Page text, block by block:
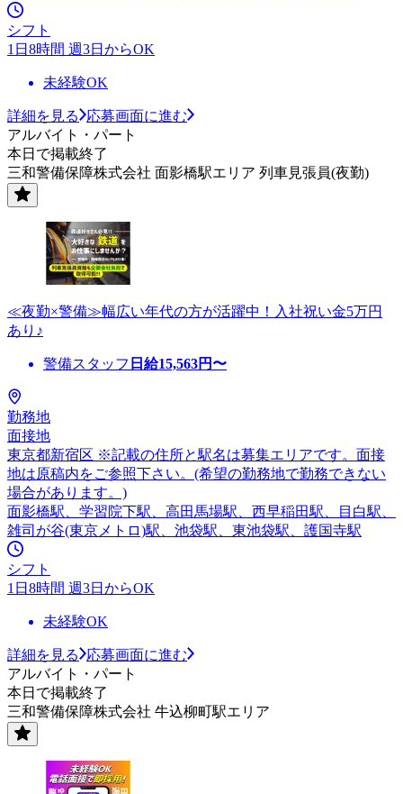
シフト
1日8時間 週3日からOK
未経験OK
詳細を見る
応募画面に進む
アルバイト・パート
本日で掲載終了
三和警備保障株式会社 面影橋駅エリア 列車見張員(夜勤)
≪夜勤×警備≫幅広い年代の方が活躍中！入社祝い金5万円
あり♪
警備スタッフ 日給15,563円〜
勤務地
面接地
東京都新宿区 ※記載の住所と駅名は募集エリアです。面接
地は原稿内をご参照下さい。(希望の勤務地で勤務できない
場合があります。)
面影橋駅、学習院下駅、高田馬場駅、西早稲田駅、目白駅、
雑司が谷(東京メトロ)駅、池袋駅、東池袋駅、護国寺駅
シフト
1日8時間 週3日からOK
未経験OK
詳細を見る
応募画面に進む
アルバイト・パート
本日で掲載終了
三和警備保障株式会社 牛込柳町駅エリア